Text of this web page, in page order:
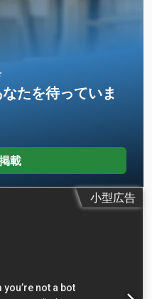
たを待っていま
載
小型広告